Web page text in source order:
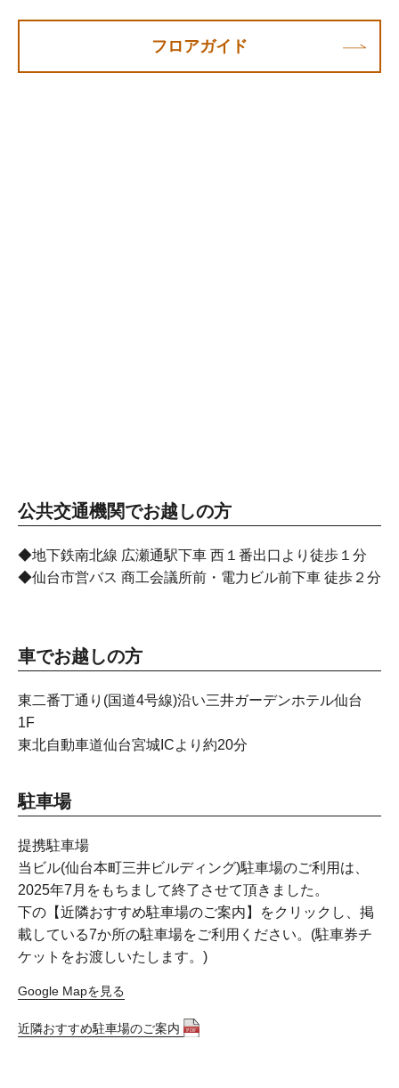
フロアガイド
公共交通機関でお越しの方
◆地下鉄南北線 広瀬通駅下車 西１番出口より徒歩１分
◆仙台市営バス 商工会議所前・電力ビル前下車 徒歩２分
車でお越しの方
東二番丁通り(国道4号線)沿い三井ガーデンホテル仙台
1F
東北自動車道仙台宮城ICより約20分
駐車場
提携駐車場
当ビル(仙台本町三井ビルディング)駐車場のご利用は、
2025年7月をもちまして終了させて頂きました。
下の【近隣おすすめ駐車場のご案内】をクリックし、掲
載している7か所の駐車場をご利用ください。(駐車券チ
ケットをお渡しいたします。)
Google Mapを見る
近隣おすすめ駐車場のご案内